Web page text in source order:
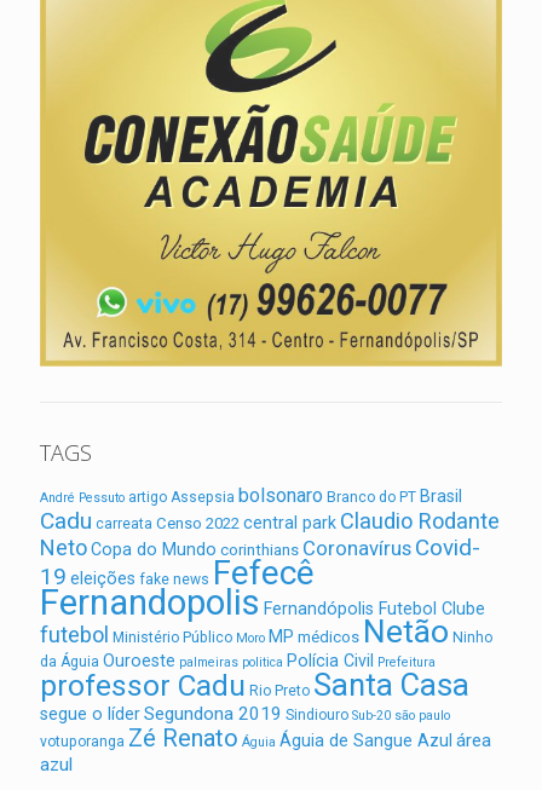
TAGS
André Pessuto artigo Assepsia bolsonaro Branco do PT Brasil
Cadu carreata Censo 2022 central park Claudio Rodante
NetoCopa do Mundo corinthians Coronavírus Covid-
19 eleições fake news Fefecê
Fernandopolis Fernandópolis Futebol Clube
futebol Ministério Público Moro MP médicos Netão Ninho
da Águia Ouroeste palmeiras politica Polícia Civil Prefeitura
professor Cadu Rio Preto Santa Casa
segue o líderSegundona 2019 Sindiouro Sub-20 são paulo
votuporanga Zé Renato Águia Águia de Sangue Azul área
azul